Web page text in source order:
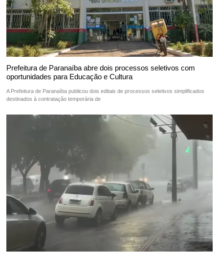
Prefeitura de Paranaíba abre dois processos seletivos com
oportunidades para Educação e Cultura
A Prefeitura de Paranaíba publicou dois editais de processos seletivos simplificados
destinados à contratação temporária de